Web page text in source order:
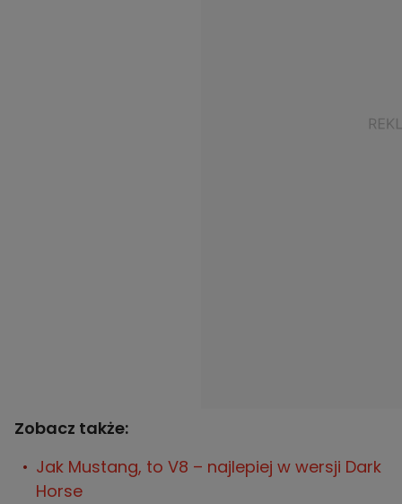
Zobacz także:
Jak Mustang, to V8 – najlepiej w wersji Dark
Horse